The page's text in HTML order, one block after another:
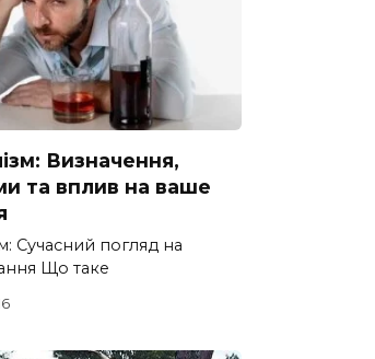
Визначення,
та вплив на ваше
Сучасний погляд на
Що таке